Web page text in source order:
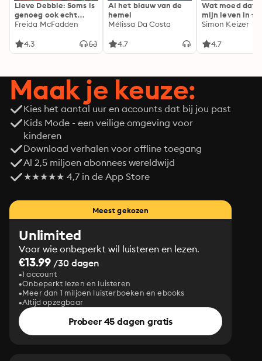
Lieve Debbie: Soms is
genoeg ook echt
genoeg...
Freida McFadden
4.3
Al het blauw van de
hemel
Mélissa Da Costa
4.7
Wat moed dat
mijn leven in
Simon Keizer
4.7
Maak je keuze:
Kies het aantal uur en accounts dat bij jou past
Kids Mode - een veilige omgeving voor
kinderen
Download verhalen voor offline toegang
Al 2,5 miljoen abonnees wereldwijd
★★★★★ 4,7 in de App Store
Meest gekozen
Unlimited
Voor wie onbeperkt wil luisteren en lezen.
€13.99 /30 dagen
1 account
Onbeperkt lezen en luisteren
Meer dan 1 miljoen luisterboeken en ebooks
Altijd opzegbaar
Probeer 45 dagen gratis